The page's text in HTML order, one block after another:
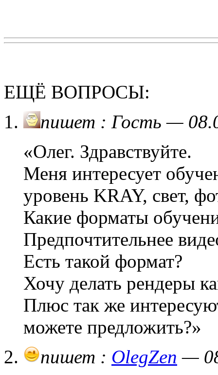
ЕЩЁ ВОПРОСЫ:
пишет : Гость —
«Олег. Здравствуйте.
Меня интересует
уровень KRAY, свет,
Какие форматы
Предпочтительнее
Есть такой формат?
Хочу делать рендеры
Плюс так же
можете предложить?»
пишет : OlegZen —